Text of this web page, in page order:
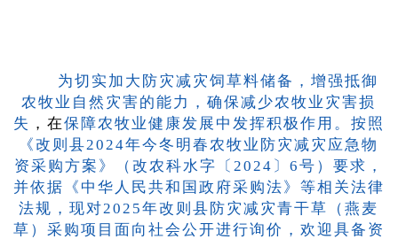
为切实加大防灾减灾饲草料储备，增强抵御
农牧业自然灾害的能力，确保减少农牧业灾害损
失 ，在保障农牧业健康发展中发挥积极作用。按照
《改则县2024年今冬明春农牧业防灾减灾应急物
资采购方案》（改农科水字
〔2024〕6号 ）要求，
并依据《中华人民共和国政府采购法》等相关法律
法规，现对2025年改则县防灾减灾青干草（燕麦
草）采购项目面向社会公开进行询价，欢迎具备资